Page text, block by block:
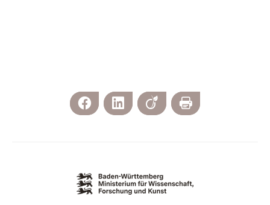
Facebook LinkedIn Viadeo